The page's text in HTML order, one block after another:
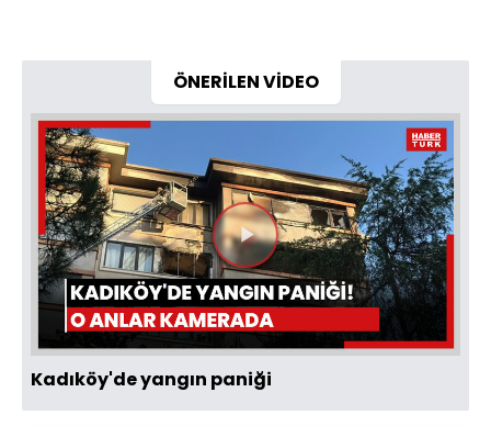
ÖNERİLEN VİDEO
Videoyu
Oynat
Kadıköy'de yangın paniği